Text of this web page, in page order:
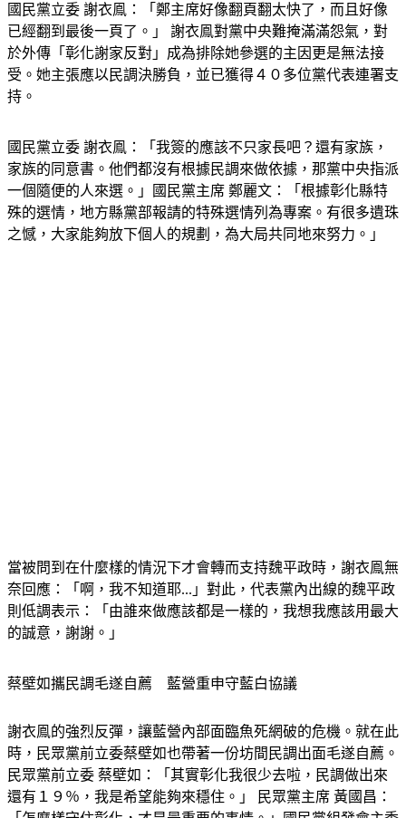
國民黨立委 謝衣鳯：「鄭主席好像翻頁翻太快了，而且好像
已經翻到最後一頁了。」 謝衣鳯對黨中央難掩滿滿怨氣，對
於外傳「彰化謝家反對」成為排除她參選的主因更是無法接
受。她主張應以民調決勝負，並已獲得４０多位黨代表連署支
持。
國民黨立委 謝衣鳯：「我簽的應該不只家長吧？還有家族，
家族的同意書。他們都沒有根據民調來做依據，那黨中央指派
一個隨便的人來選。」國民黨主席 鄭麗文：「根據彰化縣特
殊的選情，地方縣黨部報請的特殊選情列為專案。有很多遺珠
之憾，大家能夠放下個人的規劃，為大局共同地來努力。」
當被問到在什麼樣的情況下才會轉而支持魏平政時，謝衣鳯無
奈回應：「啊，我不知道耶...」對此，代表黨內出線的魏平政
則低調表示：「由誰來做應該都是一樣的，我想我應該用最大
的誠意，謝謝。」
蔡壁如攜民調毛遂自薦　藍營重申守藍白協議
謝衣鳯的強烈反彈，讓藍營內部面臨魚死網破的危機。就在此
時，民眾黨前立委蔡壁如也帶著一份坊間民調出面毛遂自薦。
民眾黨前立委 蔡壁如：「其實彰化我很少去啦，民調做出來
還有１９％，我是希望能夠來穩住。」 民眾黨主席 黃國昌：